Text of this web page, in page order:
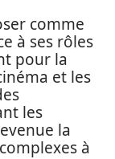
comme
à ses rôles
pour la
et les
les
la
à